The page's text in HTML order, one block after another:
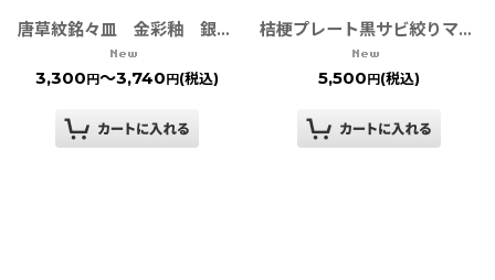
唐草紋銘々皿 金彩釉 銀彩釉 黒彩釉
3,300円～3,740円(税込)
桔梗プレート黒サビ絞りマット［有田焼 金善窯］
5,500円(税込)